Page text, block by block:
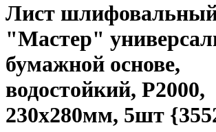
Лист
"Мастер"
бумажной основе,
водостойкий, Р2000,
230х280мм, 5шт